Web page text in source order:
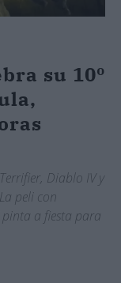
su 10º
Diablo IV y
peli con
a fiesta para